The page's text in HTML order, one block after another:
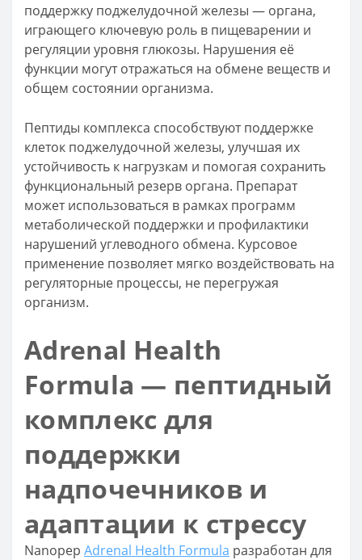
поддержку поджелудочной железы — органа,
играющего ключевую роль в пищеварении и
регуляции уровня глюкозы. Нарушения её
функции могут отражаться на обмене веществ и
общем состоянии организма.
Пептиды комплекса способствуют поддержке
клеток поджелудочной железы, улучшая их
устойчивость к нагрузкам и помогая сохранить
функциональный резерв органа. Препарат
может использоваться в рамках программ
метаболической поддержки и профилактики
нарушений углеводного обмена. Курсовое
применение позволяет мягко воздействовать на
регуляторные процессы, не перегружая
организм.
Adrenal Health
Formula — пептидный
комплекс для
поддержки
надпочечников и
адаптации к стрессу
Nanopep Adrenal Health Formula разработан для